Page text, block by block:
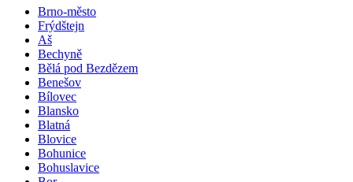
Brno-město
Frýdštejn
Aš
Bechyně
Bělá pod Bezdězem
Benešov
Bílovec
Blansko
Blatná
Blovice
Bohunice
Bohuslavice